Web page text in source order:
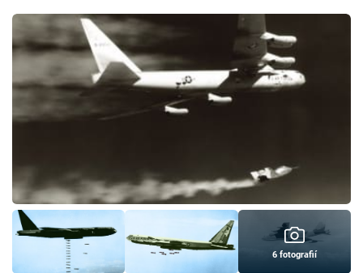
6 fotografií